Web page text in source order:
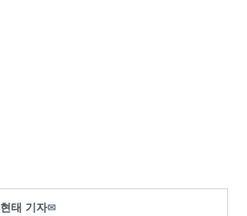
태 기자✉